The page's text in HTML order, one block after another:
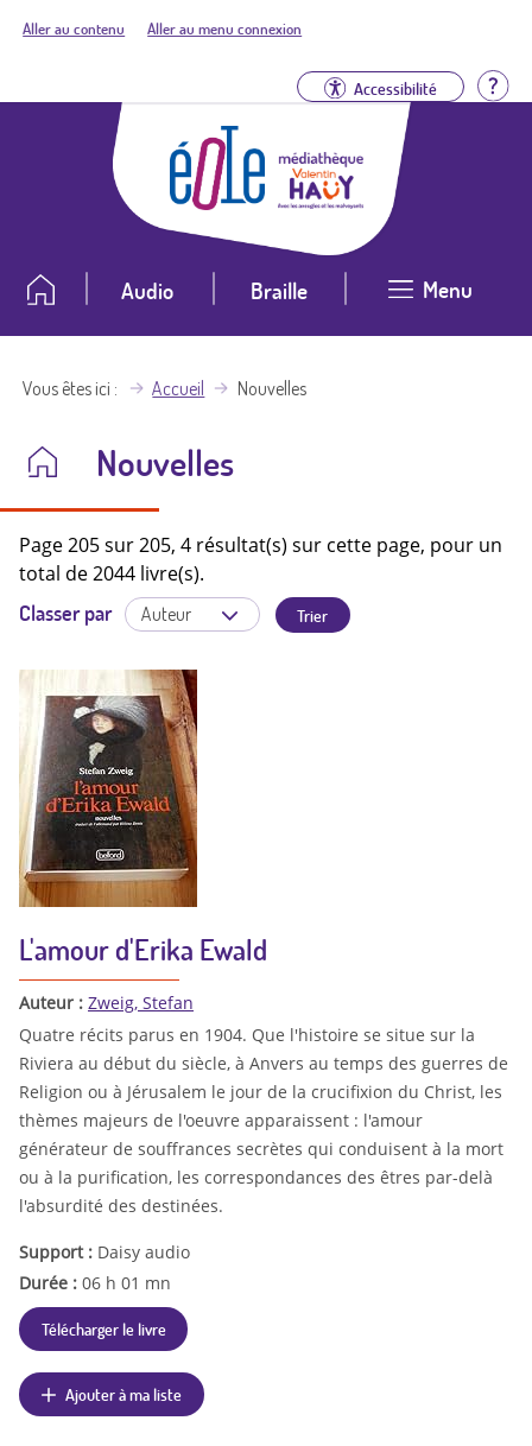
Aller au contenu Aller au menu connexion
Accessibilité
Audio Braille Menu
Vous êtes ici Accueil Nouvelles
Nouvelles
Page 205 sur 205, 4 résultat(s) sur cette page, pour un
total de 2044 livre(s).
Classer par
L'amour d'Erika Ewald
Auteur : Zweig, Stefan
Quatre récits parus en 1904. Que l'histoire se situe sur la
Riviera au début du siècle, à Anvers au temps des guerres de
Religion ou à Jérusalem le jour de la crucifixion du Christ, les
thèmes majeurs de l'oeuvre apparaissent : l'amour
générateur de souffrances secrètes qui conduisent à la mort
ou à la purification, les correspondances des êtres par-delà
l'absurdité des destinées.
Support : Daisy audio
Durée : 06 h 01 mn
Télécharger le livre
Ajouter à ma liste